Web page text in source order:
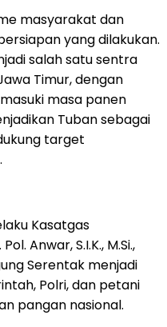
masyarakat dan
yang dilakukan.
salah satu sentra
Timur, dengan
masa panen
Tuban sebagai
target
Kasatgas
Anwar, S.I.K., M.Si.,
Serentak menjadi
Polri, dan petani
pangan nasional.